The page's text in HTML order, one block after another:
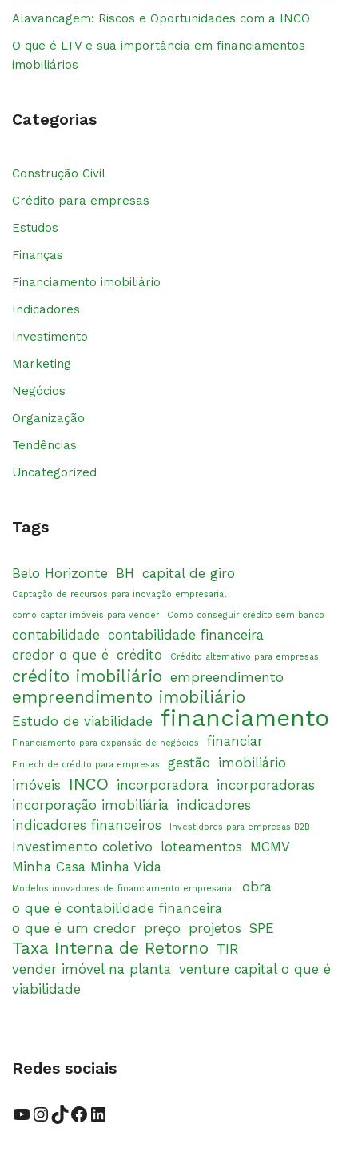
Alavancagem: Riscos e Oportunidades com a INCO
O que é LTV e sua importância em financiamentos
imobiliários
Categorias
Construção Civil
Crédito para empresas
Estudos
Finanças
Financiamento imobiliário
Indicadores
Investimento
Marketing
Negócios
Organização
Tendências
Uncategorized
Tags
Belo Horizonte BH capital de giro
Captação de recursos para inovação empresarial
como captar imóveis para vender
Como conseguir crédito sem banco
contabilidade contabilidade financeira
credor o que é crédito Crédito alternativo para empresas
crédito imobiliário empreendimento
empreendimento imobiliário
Estudo de viabilidade financiamento
Financiamento para expansão de negócios financiar
Fintech de crédito para empresas gestão imobiliário
imóveis
INCO incorporadora incorporadoras
incorporação imobiliária indicadores
indicadores financeiros
Investidores para empresas B2B
Investimento coletivo loteamentos MCMV
Minha Casa Minha Vida
Modelos inovadores de financiamento empresarial
obra
o que é contabilidade financeira
o que é um credor preço projetos SPE
Taxa Interna de Retorno TIR
vender imóvel na planta venture capital o que é
viabilidade
Redes sociais